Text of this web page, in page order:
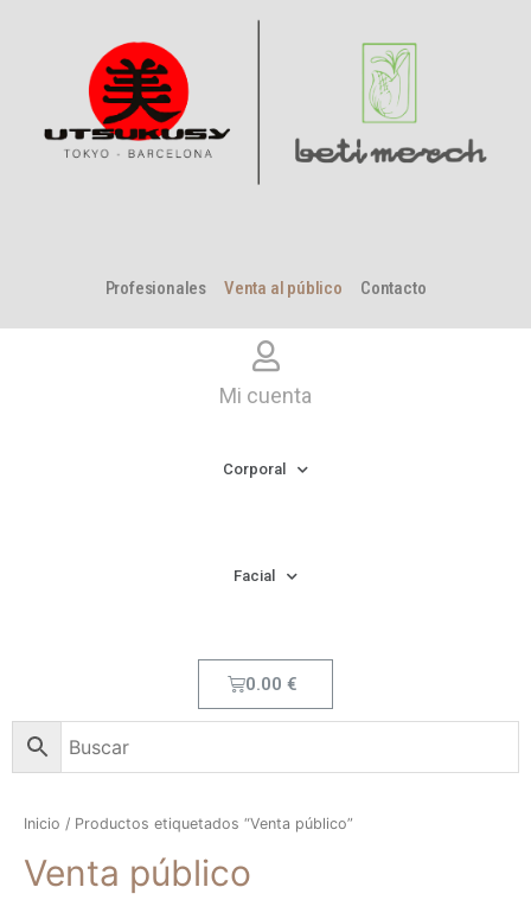
Profesionales Venta al público Contacto
Mi cuenta
Corporal
Facial
0.00€
Inicio / Productos etiquetados “Venta público”
Venta público